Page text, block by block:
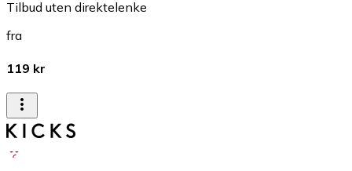
Tilbud uten direktelenke
fra
119 kr